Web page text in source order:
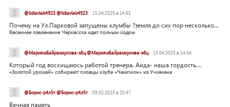
@lidiavlab4923 @lidiavlab4923 15.04.2025 в 14:55
Почему на Ул.Парковой запущены клумбы ?земля до сих пор несколько...
Весеннее озеленение Черкесска идет полным ходом
@МариямБайрамкулова-э8ц @МариямБайрамкулова-э8ц 15.04.2025 в 14:54
Который год восхищаюсь работой тренера. Аида- наша гордость....
«Золотой урожай» собирают пловцы клуба «Чемпион» из Учкекена
@Борис-р4л5т @Борис-р4л5т 09.02.2025 в 20:47
Вечная память